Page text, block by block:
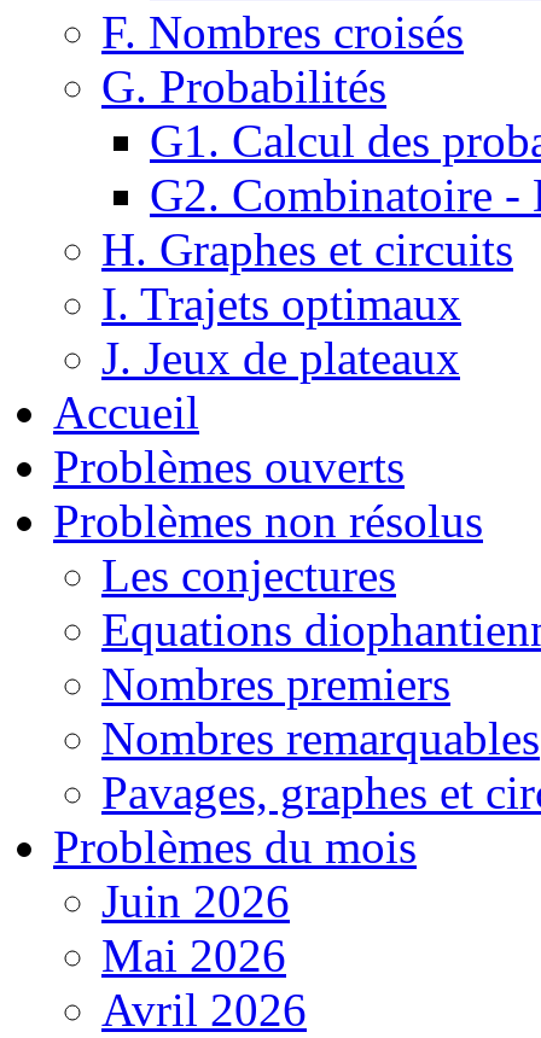
F. Nombres croisés
G. Probabilités
G1. Calcul des
G2. Combinatoire -
H. Graphes et circuits
I. Trajets optimaux
J. Jeux de plateaux
Accueil
Problèmes ouverts
Problèmes non résolus
Les conjectures
Equations
Nombres premiers
Nombres remarquables
Pavages, graphes et
Problèmes du mois
Juin 2026
Mai 2026
Avril 2026